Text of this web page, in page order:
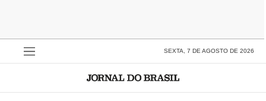
SEXTA, 7 DE AGOSTO DE 2026